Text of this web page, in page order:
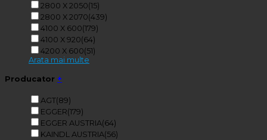
2800 X 2050(15)
2800 X 2070(439)
4100 X 600(179)
4100 X 920(64)
4200 X 600(51)
Arata mai multe
Producator +
AGT(89)
EGGER(179)
EGGER AUSTRIA(64)
KAINDL AUSTRIA(56)